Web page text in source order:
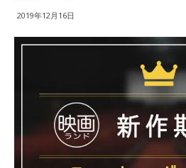
2019年12月16日